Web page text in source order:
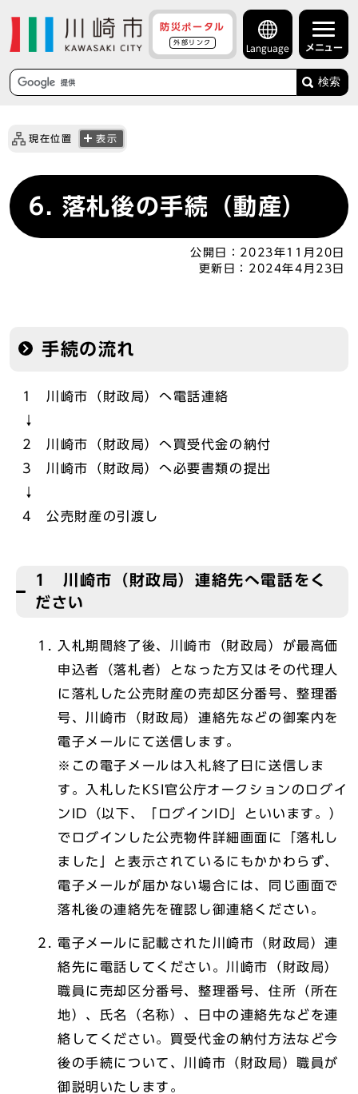
防災ポータル
外部リンク
Language メニュー
検索
現在位置 表示
6. 落札後の手続（動産）
公開日： 2023年11月20日
更新日： 2024年4月23日
手続の流れ
1 川崎市（財政局）へ電話連絡
↓
2 川崎市（財政局）へ買受代金の納付
3 川崎市（財政局）へ必要書類の提出
↓
4 公売財産の引渡し
1 川崎市（財政局）連絡先へ電話をく
ださい
入札期間終了後、川崎市（財政局）が最高価
申込者（落札者）となった方又はその代理人
に落札した公売財産の売却区分番号、整理番
号、川崎市（財政局）連絡先などの御案内を
電子メールにて送信します。
※この電子メールは入札終了日に送信しま
す。入札したKSI官公庁オークションのログイ
ンID（以下、「ログインID」といいます。）
でログインした公売物件詳細画面に「落札し
ました」と表示されているにもかかわらず、
電子メールが届かない場合には、同じ画面で
落札後の連絡先を確認し御連絡ください。
電子メールに記載された川崎市（財政局）連
絡先に電話してください。川崎市（財政局）
職員に売却区分番号、整理番号、住所（所在
地）、氏名（名称）、日中の連絡先などを連
絡してください。買受代金の納付方法など今
後の手続について、川崎市（財政局）職員が
御説明いたします。